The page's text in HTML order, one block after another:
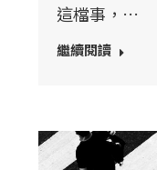
這檔事，…
繼續閱讀